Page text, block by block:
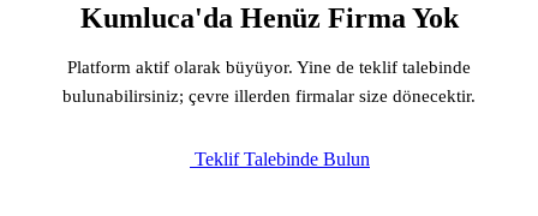
Kumluca'da Henüz Firma Yok
Platform aktif olarak büyüyor. Yine de teklif talebinde
bulunabilirsiniz; çevre illerden firmalar size dönecektir.
Teklif Talebinde Bulun